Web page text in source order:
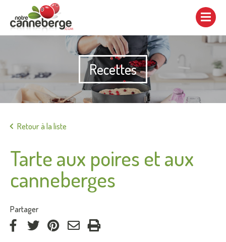
Afficher/cacher
navigation
Recettes
Retour à la liste
Tarte aux poires et aux
canneberges
Partager: